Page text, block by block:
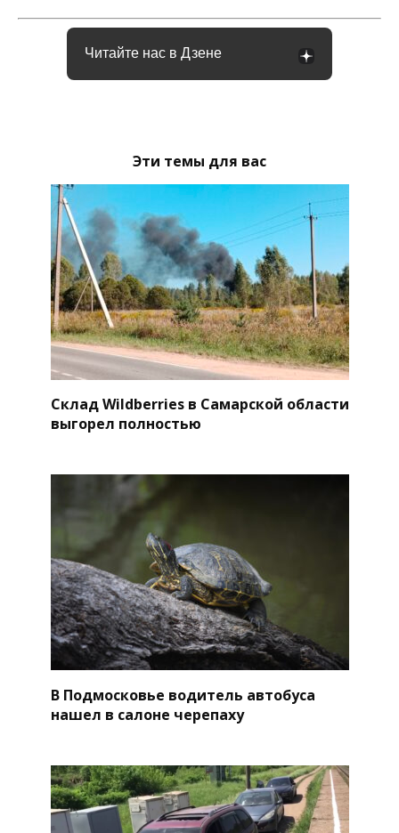
Читайте нас в Дзене
Эти темы для вас
Склад Wildberries в Самарской области
выгорел полностью
В Подмосковье водитель автобуса
нашел в салоне черепаху